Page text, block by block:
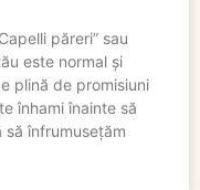
păreri” sau
este normal și
plină de promisiuni
înhami înainte să
înfrumusețăm